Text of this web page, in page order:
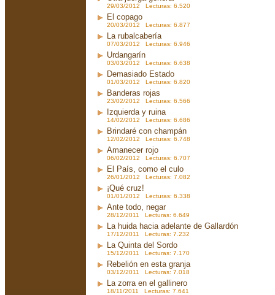
29/03/2012 Lecturas: 6.520
El copago
20/03/2012 Lecturas: 6.877
La rubalcabería
07/03/2012 Lecturas: 6.946
Urdangarín
03/03/2012 Lecturas: 6.638
Demasiado Estado
01/03/2012 Lecturas: 6.820
Banderas rojas
23/02/2012 Lecturas: 6.566
Izquierda y ruina
14/02/2012 Lecturas: 6.686
Brindaré con champán
12/02/2012 Lecturas: 6.748
Amanecer rojo
06/02/2012 Lecturas: 6.707
El País, como el culo
26/01/2012 Lecturas: 7.082
¡Qué cruz!
01/01/2012 Lecturas: 6.338
Ante todo, negar
28/12/2011 Lecturas: 6.649
La huida hacia adelante de Gallardón
17/12/2011 Lecturas: 7.232
La Quinta del Sordo
15/12/2011 Lecturas: 7.170
Rebelión en esta granja
03/12/2011 Lecturas: 7.018
La zorra en el gallinero
18/11/2011 Lecturas: 7.641